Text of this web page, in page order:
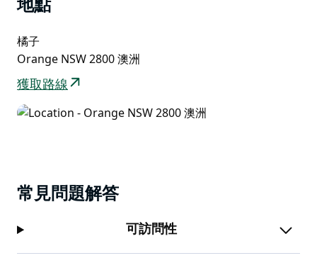
地點
橘子
Orange NSW 2800 澳洲
獲取路線
常見問題解答
可訪問性